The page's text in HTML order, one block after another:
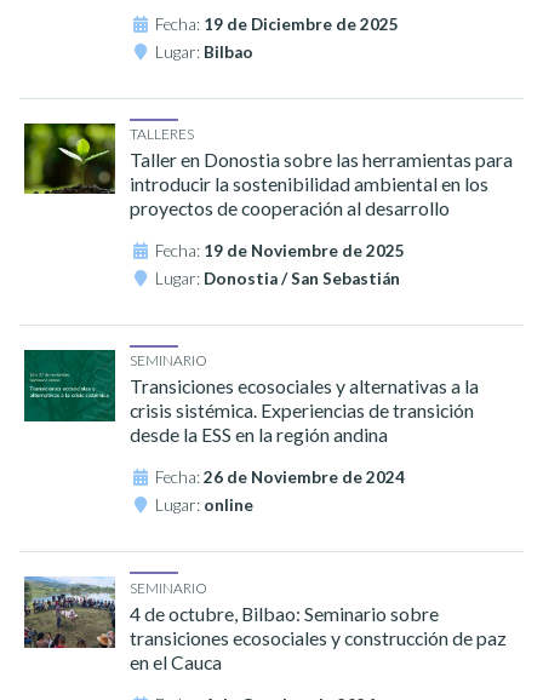
Fecha: 19 de Diciembre de 2025
Lugar: Bilbao
TALLERES
Taller en Donostia sobre las herramientas para
introducir la sostenibilidad ambiental en los
proyectos de cooperación al desarrollo
Fecha: 19 de Noviembre de 2025
Lugar: Donostia / San Sebastián
SEMINARIO
Transiciones ecosociales y alternativas a la
crisis sistémica. Experiencias de transición
desde la ESS en la región andina
Fecha:26 de Noviembre de 2024
Lugar: online
SEMINARIO
4 de octubre, Bilbao: Seminario sobre
transiciones ecosociales y construcción de paz
en el Cauca